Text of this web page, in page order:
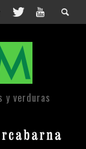
y verduras